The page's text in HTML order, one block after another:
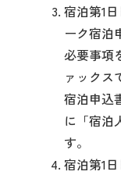
宿泊第1
ーク宿泊
必要事項
ァックス
宿泊申込
に「宿泊
す。
宿泊第1